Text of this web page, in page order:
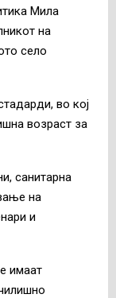
Мила
на
село
во кој
возраст за
санитарна
на
и
имаат